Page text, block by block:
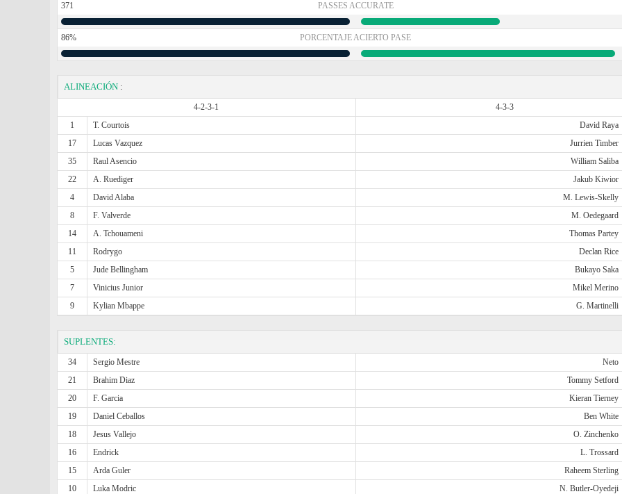
371 PASSES ACCURATE
86% PORCENTAJE ACIERTO PASE
ALINEACIÓN :
4-2-3-1
4-3-3
1
T. Courtois David Raya
17
Lucas Vazquez Jurrien Timber
35
Raul Asencio William Saliba
22
A. Ruediger Jakub Kiwior
4
David Alaba M. Lewis-Skelly
8
F. Valverde M. Oedegaard
14
A. Tchouameni Thomas Partey
11
Rodrygo Declan Rice
5
Jude Bellingham Bukayo Saka
7
Vinicius Junior Mikel Merino
9
Kylian Mbappe G. Martinelli
SUPLENTES:
34 Sergio Mestre Neto
21
Brahim Diaz Tommy Setford
20
F. Garcia Kieran Tierney
19
Daniel Ceballos Ben White
18
Jesus Vallejo O. Zinchenko
16
Endrick L. Trossard
15
Arda Guler Raheem Sterling
10
Luka Modric N. Butler-Oyedeji